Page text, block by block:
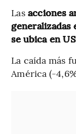
Las acciones
generalizadas
se ubica en
La caída más
América (-